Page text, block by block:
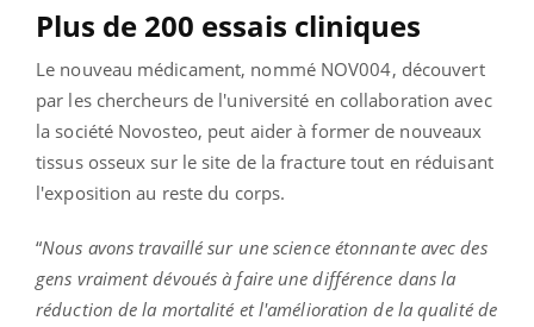
Plus de 200 essais cliniques
Le nouveau médicament, nommé NOV004, découvert
par les chercheurs de l'université en collaboration avec
la société Novosteo, peut aider à former de nouveaux
tissus osseux sur le site de la fracture tout en réduisant
l'exposition au reste du corps.
“Nous avons travaillé sur une science étonnante avec des
gens vraiment dévoués à faire une différence dans la
réduction de la mortalité et l'amélioration de la qualité de